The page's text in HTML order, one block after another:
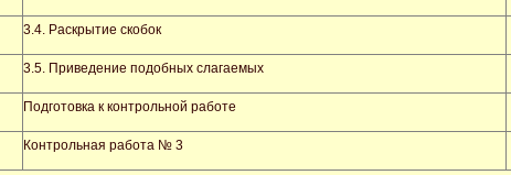
3.4. Раскрытие скобок
3.5. Приведение подобных слагаемых
Подготовка к контрольной работе
Контрольная работа № 3